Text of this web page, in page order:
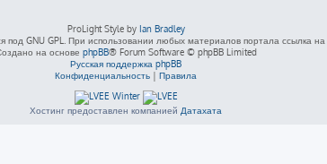
ProLight Style by Ian Bradley
GNU GPL. При использовании любых материалов портала ссылка на
на основе phpBB® Forum Software © phpBB Limited
Русская поддержка phpBB
Конфиденциальность | Правила
Хостинг предоставлен компанией Датахата